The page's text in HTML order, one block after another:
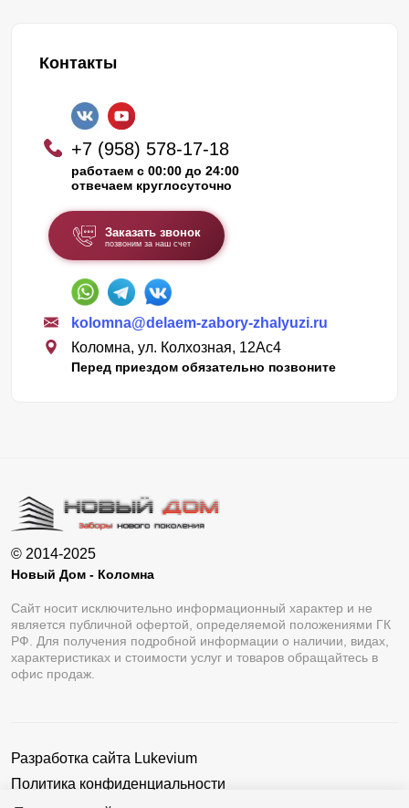
Контакты
+7 (958) 578-17-18
работаем с 00:00 до 24:00
отвечаем круглосуточно
Заказать звонок
позвоним за наш счет
kolomna@delaem-zabory-zhalyuzi.ru
Коломна, ул. Колхозная, 12Ас4
Перед приездом обязательно позвоните
© 2014-2025
Новый Дом - Коломна
Сайт носит исключительно информационный характер и не
является публичной офертой, определяемой положениями ГК
РФ. Для получения подробной информации о наличии, видах,
характеристиках и стоимости услуг и товаров обращайтесь в
офис продаж.
Разработка сайта Lukevium
Политика конфиденциальности